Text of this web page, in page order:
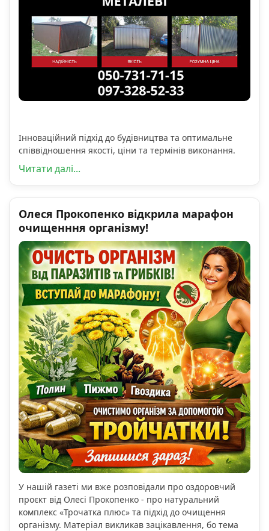
Інноваційний підхід до будівництва та оптимальне
співвідношення якості, ціни та термінів виконання.
Читати далі...
Олеся Прокопенко відкрила марафон
очищенння організму!
У нашій газеті ми вже розповідали про оздоровчий
проєкт від Олесі Прокопенко - про натуральний
комплекс «Трочатка плюс» та підхід до очищення
організму. Матеріал викликав зацікавлення, бо тема